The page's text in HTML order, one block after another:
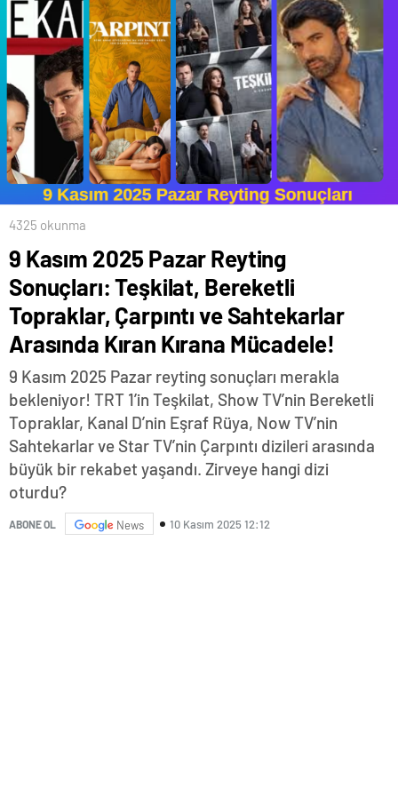
4325 okunma
9 Kasım 2025 Pazar Reyting
Sonuçları: Teşkilat, Bereketli
Topraklar, Çarpıntı ve Sahtekarlar
Arasında Kıran Kırana Mücadele!
9 Kasım 2025 Pazar reyting sonuçları merakla
bekleniyor! TRT 1’in Teşkilat, Show TV’nin Bereketli
Topraklar, Kanal D’nin Eşraf Rüya, Now TV’nin
Sahtekarlar ve Star TV’nin Çarpıntı dizileri arasında
büyük bir rekabet yaşandı. Zirveye hangi dizi
oturdu?
ABONE OL News 10 Kasım 2025 12:12